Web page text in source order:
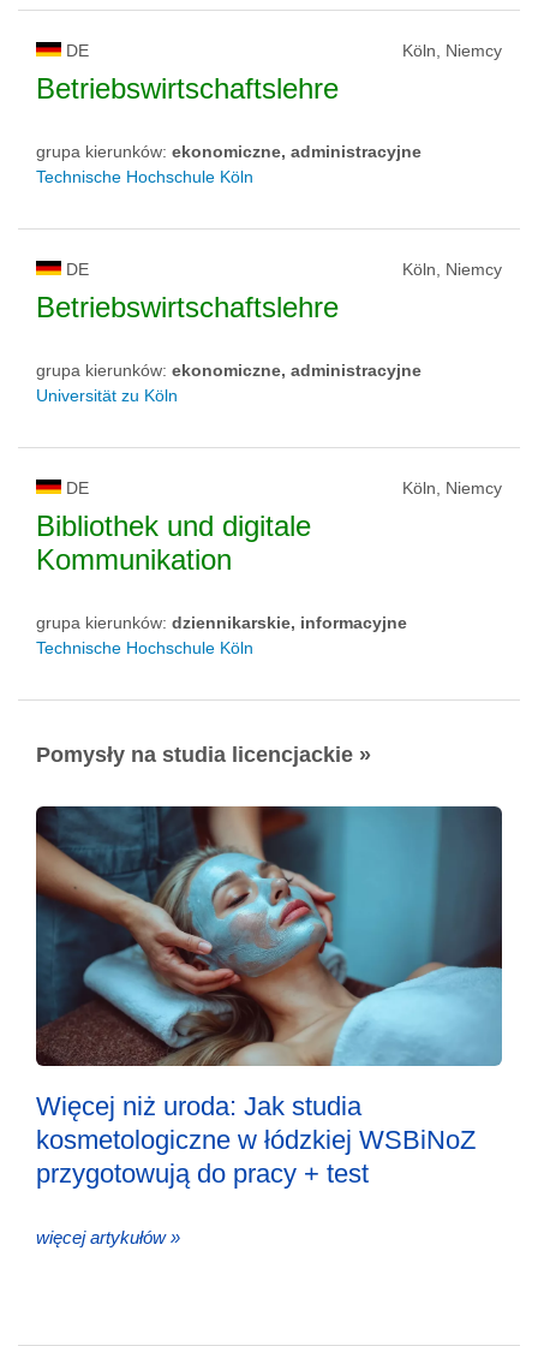
DE Köln, Niemcy
Betriebswirtschaftslehre
grupa kierunków: ekonomiczne, administracyjne
Technische Hochschule Köln
DE Köln, Niemcy
Betriebswirtschaftslehre
grupa kierunków: ekonomiczne, administracyjne
Universität zu Köln
DE Köln, Niemcy
Bibliothek und digitale
Kommunikation
grupa kierunków: dziennikarskie, informacyjne
Technische Hochschule Köln
Pomysły na studia licencjackie »
Więcej niż uroda: Jak studia
kosmetologiczne w łódzkiej WSBiNoZ
przygotowują do pracy + test
więcej artykułów »